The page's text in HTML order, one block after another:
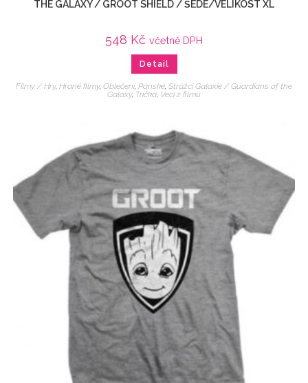
THE GALAXY / GROOT SHIELD / ŠEDÉ/VELIKOST XL
548 Kč včetně DPH
Detail
Filmy / Hry, Hrané filmy, Oblečení, Pánské, Strážci Galaxie / Guardians of the
Galaxy, Trička, Veci z filmu